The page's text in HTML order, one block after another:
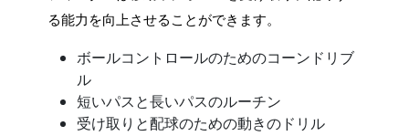
る能力を向上させることができます。
ボールコントロールのためのコーンドリブ
ル
短いパスと長いパスのルーチン
受け取りと配球のための動きのドリル